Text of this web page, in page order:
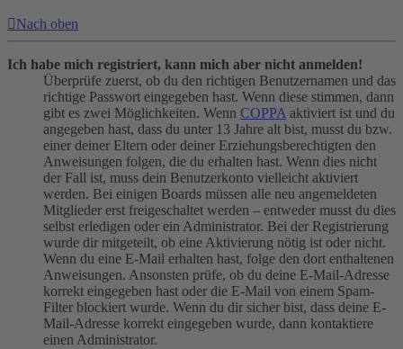
Nach oben
Ich habe mich registriert, kann mich aber nicht anmelden!
Überprüfe zuerst, ob du den richtigen Benutzernamen und das
richtige Passwort eingegeben hast. Wenn diese stimmen, dann
gibt es zwei Möglichkeiten. Wenn COPPA aktiviert ist und du
angegeben hast, dass du unter 13 Jahre alt bist, musst du bzw.
einer deiner Eltern oder deiner Erziehungsberechtigten den
Anweisungen folgen, die du erhalten hast. Wenn dies nicht
der Fall ist, muss dein Benutzerkonto vielleicht aktiviert
werden. Bei einigen Boards müssen alle neu angemeldeten
Mitglieder erst freigeschaltet werden – entweder musst du dies
selbst erledigen oder ein Administrator. Bei der Registrierung
wurde dir mitgeteilt, ob eine Aktivierung nötig ist oder nicht.
Wenn du eine E-Mail erhalten hast, folge den dort enthaltenen
Anweisungen. Ansonsten prüfe, ob du deine E-Mail-Adresse
korrekt eingegeben hast oder die E-Mail von einem Spam-
Filter blockiert wurde. Wenn du dir sicher bist, dass deine E-
Mail-Adresse korrekt eingegeben wurde, dann kontaktiere
einen Administrator.